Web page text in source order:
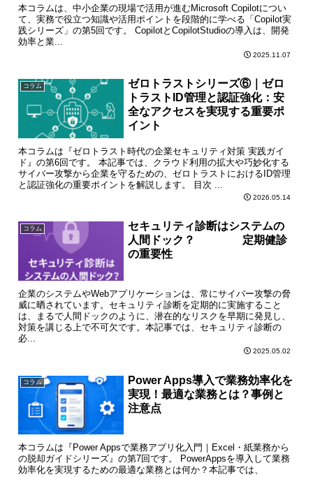
本コラムは、中小企業の現場で活用が進むMicrosoft Copilotについ
て、実務で役立つ知識や活用ポイントを段階的に学べる「Copilot実
践シリーズ」の第5回です。 CopilotとCopilotStudioの導入は、開発
効率と業...
2025.11.07
コラム
ゼロトラストシリーズ⑥｜ゼロ
トラストID管理と認証強化：安
全なアクセスを実現する重要ポ
イント
本コラムは『ゼロトラスト時代の企業セキュリティ対策 実践ガイ
ド』の第6回です。 本記事では、クラウド利用の拡大や巧妙化する
サイバー攻撃から企業を守るための、ゼロトラストにおけるID管理
と認証強化の重要ポイントを解説します。 目次 ...
2026.05.14
コラム
セキュリティ診断はシステムの
人間ドック？ 定期健診
の重要性
企業のシステムやWebアプリケーションは、常にサイバー攻撃の脅
威に晒されています。セキュリティ診断を定期的に実施すること
は、まるで人間ドックのように、潜在的なリスクを早期に発見し、
対策を講じる上で不可欠です。本記事では、セキュリティ診断の
必...
2025.05.02
コラム
Power Apps導入で業務効率化を
実現！最適な業務とは？事例と
注意点
本コラムは『Power Appsで業務アプリ化入門｜Excel・紙業務から
の脱却ガイドシリーズ』の第7回です。 PowerAppsを導入して業務
効率化を実現するための最適な業務とは何か？本記事では、